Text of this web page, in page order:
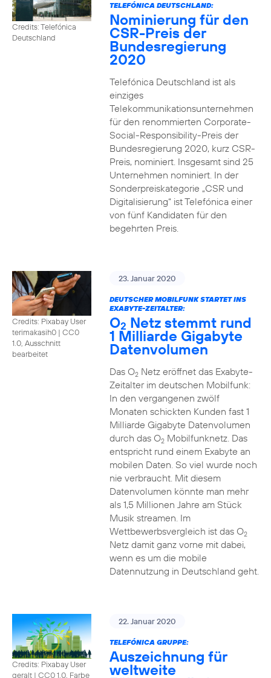
Credits: Telefónica
Deutschland
TELEFÓNICA DEUTSCHLAND:
Nominierung für den
CSR-Preis der
Bundesregierung
2020
Telefónica Deutschland ist als
einziges
Telekommunikationsunternehmen
für den renommierten Corporate-
Social-Responsibility-Preis der
Bundesregierung 2020, kurz CSR-
Preis, nominiert. Insgesamt sind 25
Unternehmen nominiert. In der
Sonderpreiskategorie „CSR und
Digitalisierung“ ist Telefónica einer
von fünf Kandidaten für den
begehrten Preis.
Credits: Pixabay User
terimakasih0 | CC0
1.0, Ausschnitt
bearbeitet
23. Januar 2020
DEUTSCHER MOBILFUNK STARTET INS
EXABYTE-ZEITALTER:
O2 Netz stemmt rund
1 Milliarde Gigabyte
Datenvolumen
Das O2Netz eröffnet das Exabyte-
Zeitalter im deutschen Mobilfunk:
In den vergangenen zwölf
Monaten schickten Kunden fast 1
Milliarde Gigabyte Datenvolumen
durch das O2Mobilfunknetz. Das
entspricht rund einem Exabyte an
mobilen Daten. So viel wurde noch
nie verbraucht. Mit diesem
Datenvolumen könnte man mehr
als 1,5 Millionen Jahre am Stück
Musik streamen. Im
Wettbewerbsvergleich ist das O2
Netz damit ganz vorne mit dabei,
wenn es um die mobile
Datennutzung in Deutschland geht.
Credits: Pixabay User
geralt | CC0 1.0, Farbe
22. Januar 2020
TELEFÓNICA GRUPPE:
Auszeichnung für
weltweite